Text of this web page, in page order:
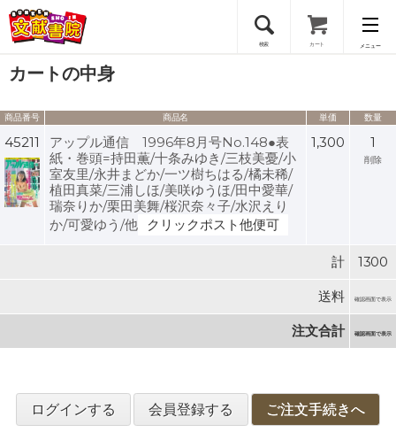
検索 カート メニュー
会員登録
ログイン
カートの中身
商品番号 商品名 単価 数量
45211
アップル通信 1996年8月号No.148●表
紙・巻頭=持田薫/十条みゆき/三枝美憂/小
室友里/永井まどか/一ツ樹ちはる/橘未稀/
植田真菜/三浦しほ/美咲ゆうほ/田中愛華/
瑞奈りか/栗田美舞/桜沢奈々子/水沢えり
か/可愛ゆう/他
クリックポスト他便可
1,300 1
削除
計 1300
送料 確認画面で表示
注文合計 確認画面で表示
ログインする 会員登録する ご注文手続きへ